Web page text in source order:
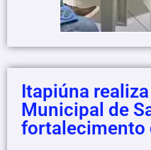
Itapiúna
Municipal de
fortalecimento